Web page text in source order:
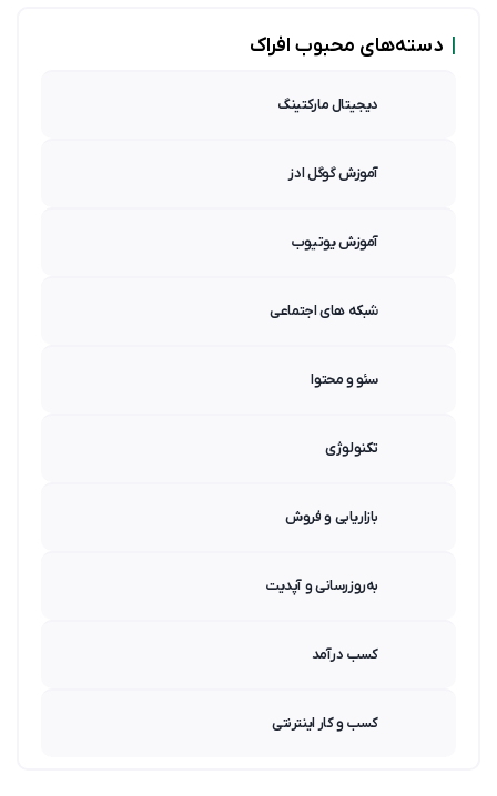
دسته‌های محبوب افراک
دیجیتال مارکتینگ
آموزش گوگل ادز
آموزش یوتیوب
شبکه های اجتماعی
سئو و محتوا
تکنولوژی
بازاریابی و فروش
به‌روزرسانی و آپدیت
کسب درآمد
کسب و کار اینترنتی